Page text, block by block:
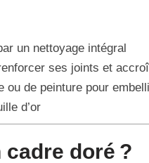
un nettoyage intégral
ses joints et
de peinture pour
d’or
doré ?